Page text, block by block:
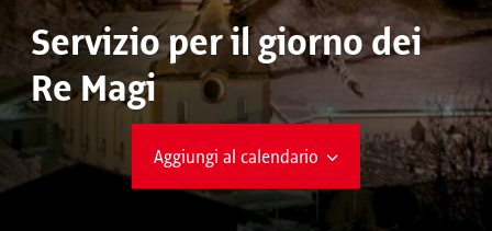
Servizio per il giorno dei
Re Magi
Aggiungi al calendario